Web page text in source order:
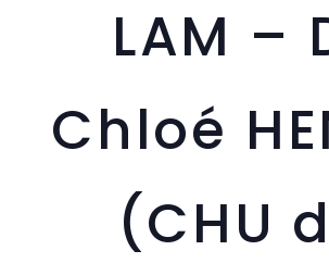
LAM –
Chloé
(CHU